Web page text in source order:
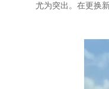
尤为突出。在更换